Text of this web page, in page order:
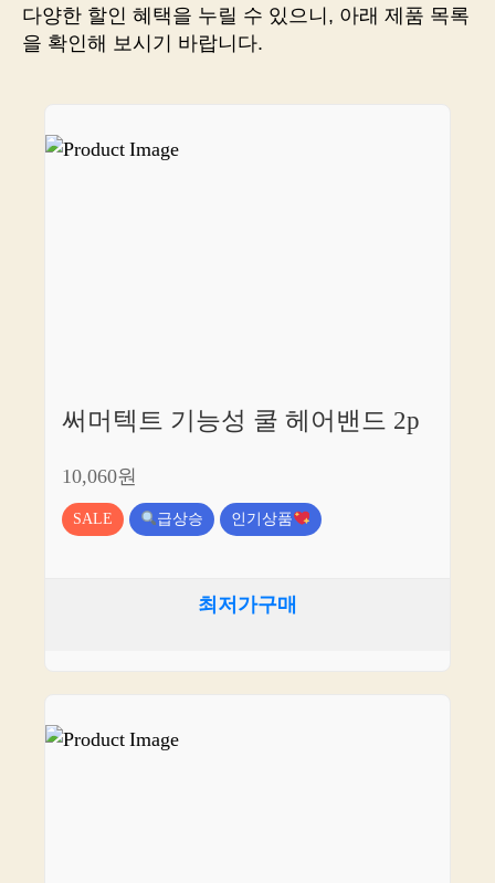
타
다양한 할인 혜택을 누릴 수 있으니, 아래 제품 목록
을 확인해 보시기 바랍니다.
써머텍트 기능성 쿨 헤어밴드 2p
10,060원
SALE 급상승 인기상품
최저가구매